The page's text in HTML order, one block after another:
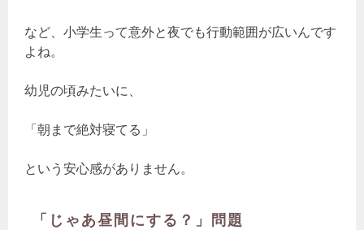
など、小学生って意外と夜でも行動範囲が広いんです
よね。
幼児の頃みたいに、
「朝まで絶対寝てる」
という安心感がありません。
「じゃあ昼間にする？」問題